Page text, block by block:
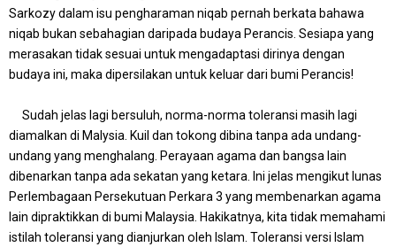
Sarkozy dalam isu pengharaman niqab pernah berkata bahawa
niqab bukan sebahagian daripada budaya Perancis. Sesiapa yang
merasakan tidak sesuai untuk mengadaptasi dirinya dengan
budaya ini, maka dipersilakan untuk keluar dari bumi Perancis!
Sudah jelas lagi bersuluh, norma-norma toleransi masih lagi
diamalkan di Malysia. Kuil dan tokong dibina tanpa ada undang-
undang yang menghalang. Perayaan agama dan bangsa lain
dibenarkan tanpa ada sekatan yang ketara. Ini jelas mengikut lunas
Perlembagaan Persekutuan Perkara 3 yang membenarkan agama
lain dipraktikkan di bumi Malaysia. Hakikatnya, kita tidak memahami
istilah toleransi yang dianjurkan oleh Islam. Toleransi versi Islam